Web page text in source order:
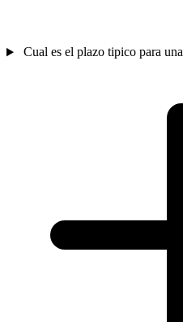
Cual es el plazo tipico para